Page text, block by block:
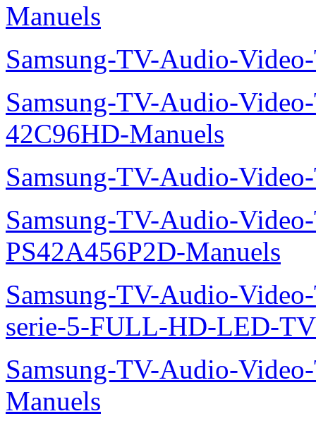
Manuels
Samsung-TV-Audio-
Samsung-TV-Audio-
42C96HD-Manuels
Samsung-TV-Audio-
Samsung-TV-Audio-
PS42A456P2D-Manuels
Samsung-TV-Audio-
serie-5-FULL-HD-LED-
Samsung-TV-Audio-
Manuels